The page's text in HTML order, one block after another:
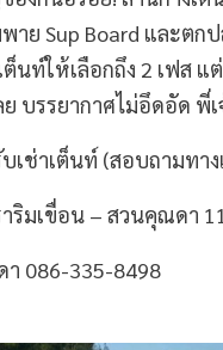
าย Sup Board และตก
นท์ให้เลือกถึง 2 เฟส
บรรยากาศไม่อึดอัด พี่
เช่าเต็นท์ (สอบถามทา
ริมเขื่อน – สวนคุณดา
086-335-8498